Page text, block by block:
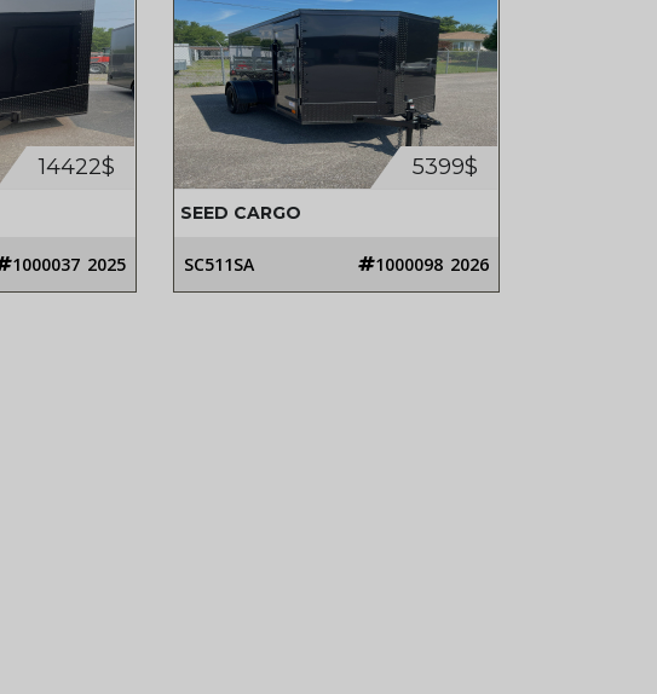
14422$
1000037 2025
5399$
SEED CARGO
SC511SA 1000098 2026